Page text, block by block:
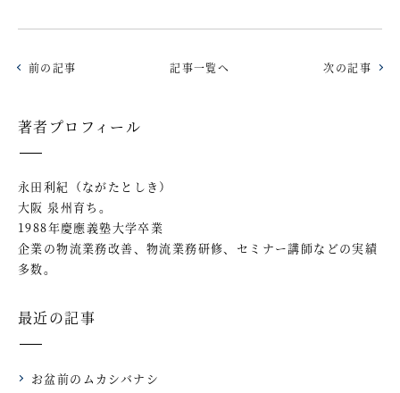
前の記事 記事一覧へ 次の記事
著者プロフィール
永田利紀（ながたとしき）
大阪 泉州育ち。
1988年慶應義塾大学卒業
企業の物流業務改善、物流業務研修、セミナー講師などの実績
多数。
最近の記事
お盆前のムカシバナシ